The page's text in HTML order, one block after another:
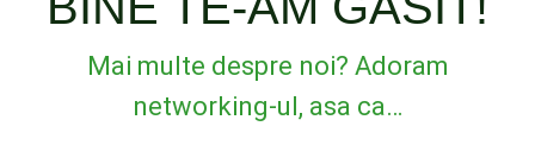
Mai multe despre noi? Adoram
networking-ul, asa ca…